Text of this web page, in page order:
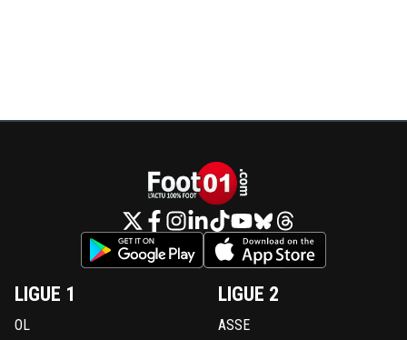
LIGUE 1
OL
LIGUE 2
ASSE